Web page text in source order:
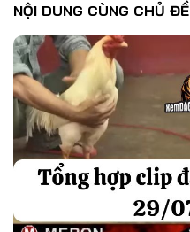
NỘI DUNG CÙNG CHỦ ĐỀ